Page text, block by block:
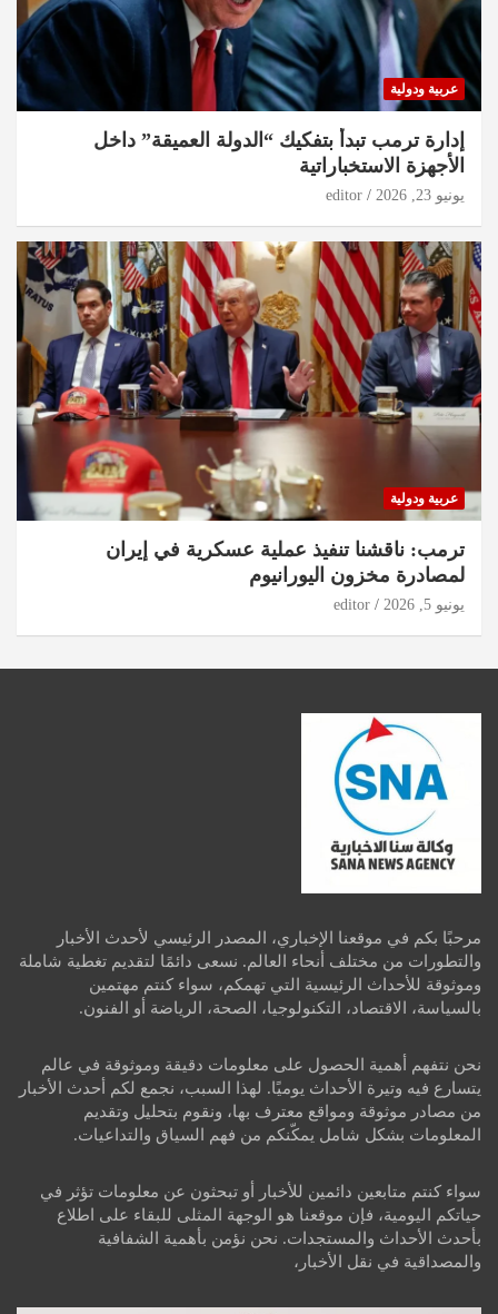
عربية ودولية
إدارة ترمب تبدأ بتفكيك “الدولة العميقة” داخل
الأجهزة الاستخباراتية
يونيو 23, 2026 editor
عربية ودولية
ترمب: ناقشنا تنفيذ عملية عسكرية في إيران
لمصادرة مخزون اليورانيوم
يونيو 5, 2026 editor
مرحبًا بكم في موقعنا الإخباري، المصدر الرئيسي لأحدث الأخبار
والتطورات من مختلف أنحاء العالم. نسعى دائمًا لتقديم تغطية شاملة
وموثوقة للأحداث الرئيسية التي تهمكم، سواء كنتم مهتمين
بالسياسة، الاقتصاد، التكنولوجيا، الصحة، الرياضة أو الفنون.
نحن نتفهم أهمية الحصول على معلومات دقيقة وموثوقة في عالم
يتسارع فيه وتيرة الأحداث يوميًا. لهذا السبب، نجمع لكم أحدث الأخبار
من مصادر موثوقة ومواقع معترف بها، ونقوم بتحليل وتقديم
المعلومات بشكل شامل يمكّنكم من فهم السياق والتداعيات.
سواء كنتم متابعين دائمين للأخبار أو تبحثون عن معلومات تؤثر في
حياتكم اليومية، فإن موقعنا هو الوجهة المثلى للبقاء على اطلاع
بأحدث الأحداث والمستجدات. نحن نؤمن بأهمية الشفافية
والمصداقية في نقل الأخبار،